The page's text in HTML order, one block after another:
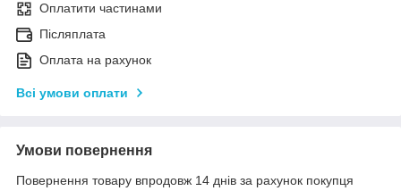
Оплатити частинами
Післяплата
Оплата на рахунок
Всі умови оплати
Умови повернення
Повернення товару впродовж 14 днів за рахунок покупця